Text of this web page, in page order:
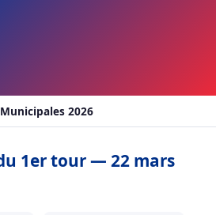
Municipales 2026
1er tour — 22 mars